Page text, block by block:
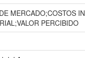
MERCADO;COSTOS
PERCIBIDO